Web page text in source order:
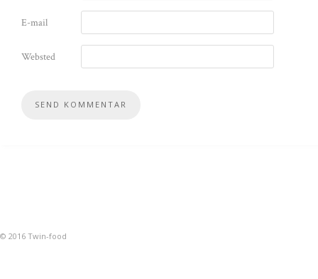
E-mail
Websted
© 2016 Twin-food